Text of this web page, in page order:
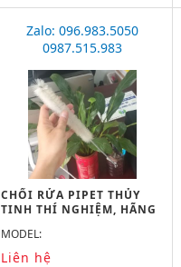
Zalo: 096.983.5050
0987.515.983
CHỔI RỬA PIPET THỦY
TINH THÍ NGHIỆM, HÃNG
MODEL:
Liên hệ